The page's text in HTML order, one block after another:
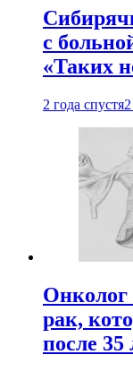
с
«Таких
2 года спустя
Онколог
рак,
после 35